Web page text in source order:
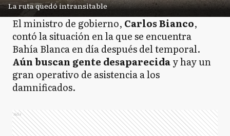
La ruta quedó intransitable
El ministro de gobierno, Carlos Bianco,
contó la situación en la que se encuentra
Bahía Blanca en día después del temporal.
Aún buscan gente desapareciday hay un
gran operativo de asistencia a los
damnificados.
Ads